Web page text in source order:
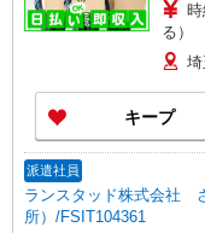
る）
キープ
派遣社員
ランスタッド株式会社
所）/FSIT104361